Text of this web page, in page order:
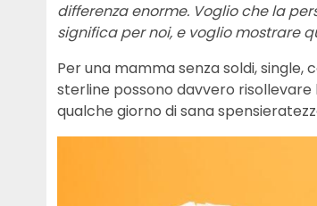
differenza enorme. Voglio che la
significa per noi, e voglio mostrare
Per una mamma senza soldi, single,
sterline possono davvero risollevare
qualche giorno di sana